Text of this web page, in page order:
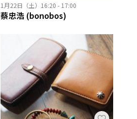
1月22日（土）16:20 - 17:00
蔡忠浩 (bonobos)